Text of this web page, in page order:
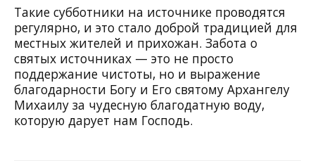
Такие субботники на источнике проводятся
регулярно, и это стало доброй традицией для
местных жителей и прихожан. Забота о
святых источниках — это не просто
поддержание чистоты, но и выражение
благодарности Богу и Его святому Архангелу
Михаилу за чудесную благодатную воду,
которую дарует нам Господь.